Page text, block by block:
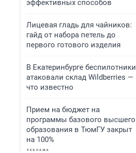
эффективных способов
Лицевая гладь для чайников:
гайд от набора петель до
первого готового изделия
В Екатеринбурге беспилотники
атаковали склад Wildberries —
что известно
Прием на бюджет на
программы базового высшего
образования в ТюмГУ закрыт
на 100%